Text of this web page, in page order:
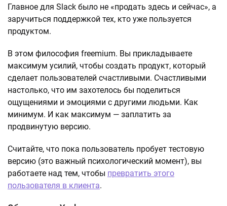
Главное для Slack было не «продать здесь и сейчас», а
заручиться поддержкой тех, кто уже пользуется
продуктом.
В этом философия freemium. Вы прикладываете
максимум усилий, чтобы создать продукт, который
сделает пользователей счастливыми. Счастливыми
настолько, что им захотелось бы поделиться
ощущениями и эмоциями с другими людьми. Как
минимум. И как максимум — заплатить за
продвинутую версию.
Считайте, что пока пользователь пробует тестовую
версию (это важный психологический момент), вы
работаете над тем, чтобы превратить этого
пользователя в клиента.